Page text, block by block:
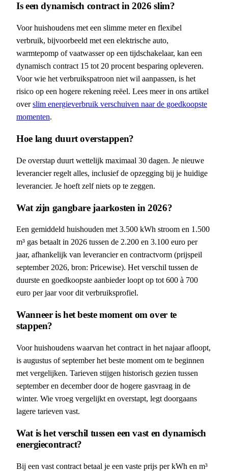
Is een dynamisch contract in 2026 slim?
Voor huishoudens met een slimme meter en flexibel
verbruik, bijvoorbeeld met een elektrische auto,
warmtepomp of vaatwasser op een tijdschakelaar, kan een
dynamisch contract 15 tot 20 procent besparing opleveren.
Voor wie het verbruikspatroon niet wil aanpassen, is het
risico op een hogere rekening reëel. Lees meer in ons artikel
overslim energieverbruik verschuiven naar de goedkoopste
momenten.
Hoe lang duurt overstappen?
De overstap duurt wettelijk maximaal 30 dagen. Je nieuwe
leverancier regelt alles, inclusief de opzegging bij je huidige
leverancier. Je hoeft zelf niets op te zeggen.
Wat zijn gangbare jaarkosten in 2026?
Een gemiddeld huishouden met 3.500 kWh stroom en 1.500
m³ gas betaalt in 2026 tussen de 2.200 en 3.100 euro per
jaar, afhankelijk van leverancier en contractvorm (prijspeil
september 2026, bron: Pricewise). Het verschil tussen de
duurste en goedkoopste aanbieder loopt op tot 600 à 700
euro per jaar voor dit verbruiksprofiel.
Wanneer is het beste moment om over te
stappen?
Voor huishoudens waarvan het contract in het najaar afloopt,
is augustus of september het beste moment om te beginnen
met vergelijken. Tarieven stijgen historisch gezien tussen
september en december door de hogere gasvraag in de
winter. Wie vroeg vergelijkt en overstapt, legt doorgaans
lagere tarieven vast.
Wat is het verschil tussen een vast en dynamisch
energiecontract?
Bij een vast contract betaal je een vaste prijs per kWh en m³